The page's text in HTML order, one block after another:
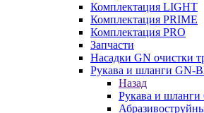
Комплектация LIGHT
Комплектация PRIME
Комплектация PRO
Запчасти
Насадки GN очистки
Рукава и шланги GN-
Назад
Рукава и